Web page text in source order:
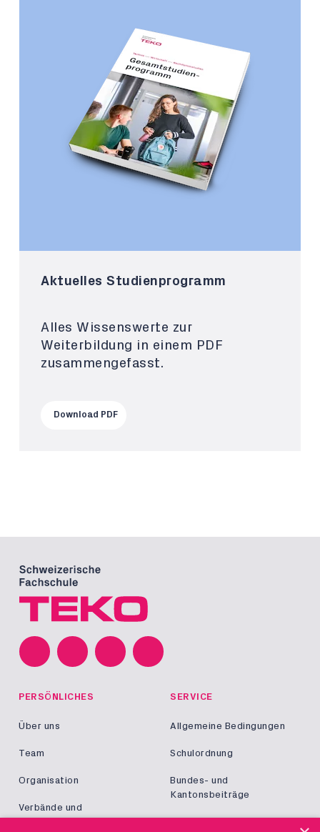
Aktuelles Studienprogramm
Alles Wissenswerte zur
Weiterbildung in einem PDF
zusammengefasst.
Download PDF
PERSÖNLICHES
Über uns
Team
Organisation
Verbände und
SERVICE
Allgemeine Bedingungen
Schulordnung
Bundes- und
Kantonsbeiträge